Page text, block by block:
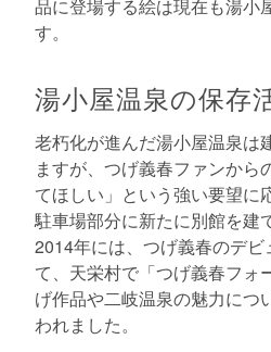
品に登場する絵は現在も湯小
す。
湯小屋温泉の保存
老朽化が進んだ湯小屋温泉は
ますが、つげ義春ファンから
てほしい」という強い要望に
駐車場部分に新たに別館を建
2014年には、つげ義春のデ
て、天栄村で「つげ義春フォ
げ作品や二岐温泉の魅力につ
われました。